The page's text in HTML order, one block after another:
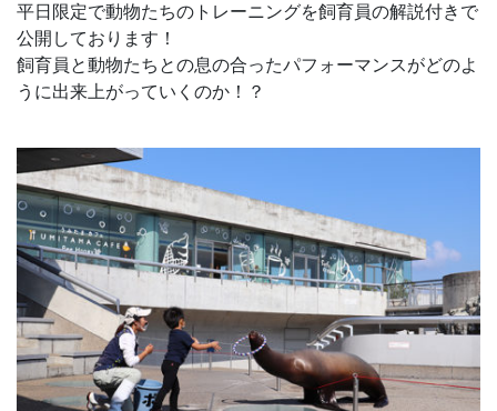
平日限定で動物たちのトレーニングを飼育員の解説付きで
公開しております！
飼育員と動物たちとの息の合ったパフォーマンスがどのよ
うに出来上がっていくのか！？